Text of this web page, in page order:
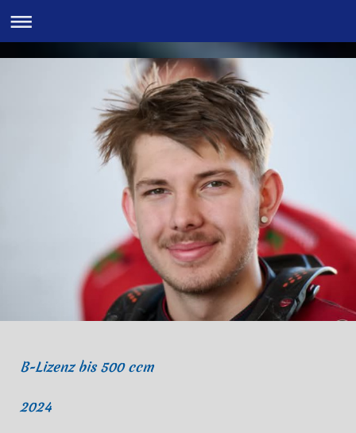
B-Lizenz bis 500 ccm
2024